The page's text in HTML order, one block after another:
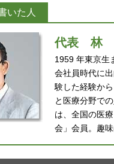
いた人
代表 林
1959 年東京生
会社員時代に
験した経験か
と医療分野で
は、全国の医
会」会員。趣